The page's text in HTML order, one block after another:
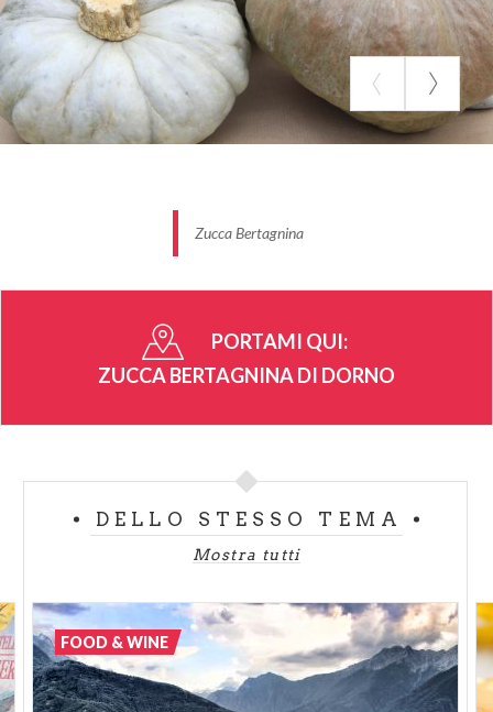
estimatori e buongustai che affollano le vie del
centro nel secondo fine settimana di ottobre.
Dal 2012 la Zucca Bertagnina è entrata a far parte
dell'associazione "Hortus 2015" che si occupa del
rapporto tra architettura, agricoltura e società.
comune di Dorno e dai comuni confinanti di Alagna
Lomellina, Zinasco, Pieve Albignola, Scaldasole,
Garlasco.
Zucca Bertagnina
PORTAMI QUI:
ZUCCA BERTAGNINA DI DORNO
DELLO STESSO TEMA
Mostra tutti
FOOD & WINE